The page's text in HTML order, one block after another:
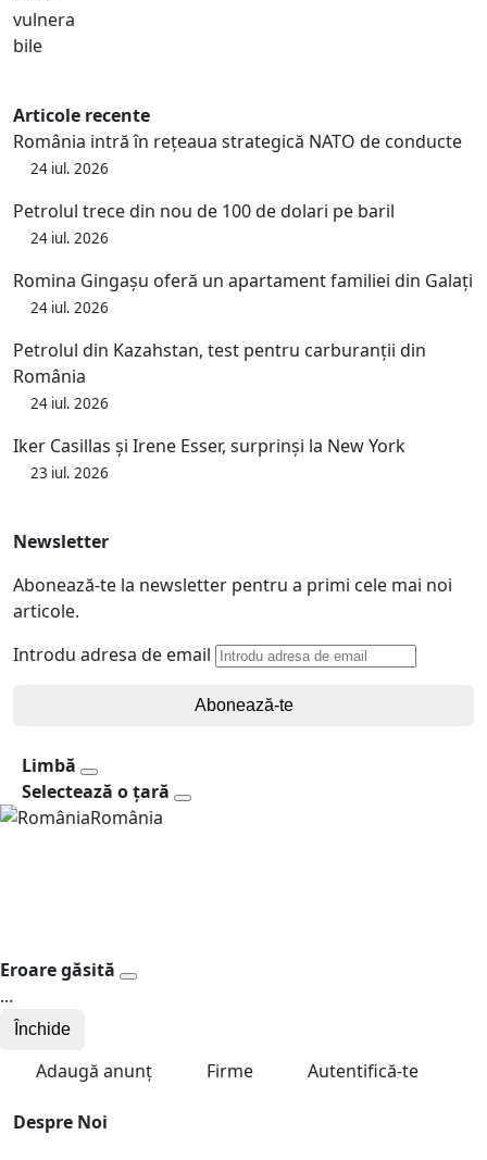
Articole recente
România intră în rețeaua strategică NATO de conducte
24 iul. 2026
Petrolul trece din nou de 100 de dolari pe baril
24 iul. 2026
Romina Gingașu oferă un apartament familiei din Galați
24 iul. 2026
Petrolul din Kazahstan, test pentru carburanții din
România
24 iul. 2026
Iker Casillas și Irene Esser, surprinși la New York
23 iul. 2026
Newsletter
Abonează-te la newsletter pentru a primi cele mai noi
articole.
Introdu adresa de email
Abonează-te
Limbă
Selectează o țară
România
Eroare găsită
...
Închide
Adaugă anunț Firme Autentifică-te
Despre Noi